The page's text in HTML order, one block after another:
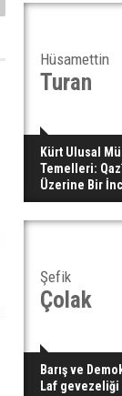
Hüsamettin
Turan
Kürt Ulusal
Temelleri:
Üzerine Bir
Şefik
Çolak
Barış ve
Laf